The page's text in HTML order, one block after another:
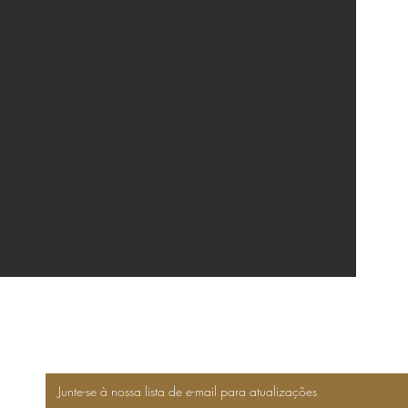
Junte-se à nossa lista de e-mail para atualizações